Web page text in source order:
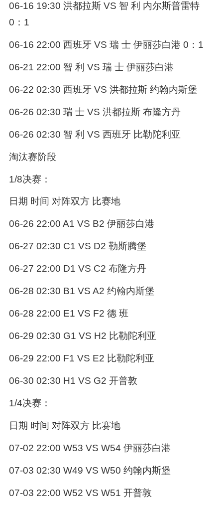
06-16 19:30 洪都拉斯 VS 智 利 内尔斯普雷特
0：1
06-16 22:00 西班牙 VS 瑞 士 伊丽莎白港 0：1
06-21 22:00 智 利 VS 瑞 士 伊丽莎白港
06-22 02:30 西班牙 VS 洪都拉斯 约翰内斯堡
06-26 02:30 瑞 士 VS 洪都拉斯 布隆方丹
06-26 02:30 智 利 VS 西班牙 比勒陀利亚
淘汰赛阶段
1/8决赛：
日期 时间 对阵双方 比赛地
06-26 22:00 A1 VS B2 伊丽莎白港
06-27 02:30 C1 VS D2 勒斯腾堡
06-27 22:00 D1 VS C2 布隆方丹
06-28 02:30 B1 VS A2 约翰内斯堡
06-28 22:00 E1 VS F2 德 班
06-29 02:30 G1 VS H2 比勒陀利亚
06-29 22:00 F1 VS E2 比勒陀利亚
06-30 02:30 H1 VS G2 开普敦
1/4决赛：
日期 时间 对阵双方 比赛地
07-02 22:00 W53 VS W54 伊丽莎白港
07-03 02:30 W49 VS W50 约翰内斯堡
07-03 22:00 W52 VS W51 开普敦